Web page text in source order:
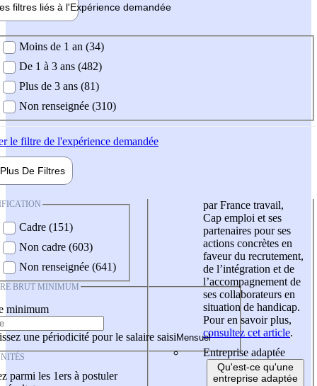
filtres liés à l'Expérience demandée
demandée
Moins de 1 an (34)
De 1 à 3 ans (482)
Plus de 3 ans (81)
Non renseignée (310)
le filtre de l'expérience demandée
Plus De Filtres
Cadre (151)
Non cadre (603)
Non renseignée (641)
BRUT MINIMUM
minimum
une périodicité pour le salaire saisi
parmi les 1ers à postuler
par France travail,
Cap emploi et ses
partenaires pour ses
actions concrètes en
faveur du recrutement,
de l’intégration et de
l’accompagnement de
ses collaborateurs en
situation de handicap.
Pour en savoir plus,
consultez cet article.
Entreprise adaptée
Qu'est-ce qu'une
entreprise adaptée